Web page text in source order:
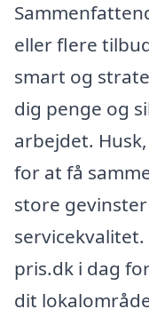
eller flere
smart og
dig penge og
arbejdet.
for at få
store
pris.dk i dag
dit